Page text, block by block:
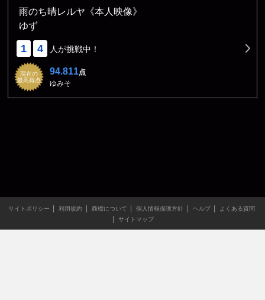
雨のち晴レルヤ《本人映像》
ゆず
1 4 人が挑戦中！
現在の
最高得点
94.811点
ゆみそ
サイトポリシー 利用規約 商標について 個人情報保護方針 ヘルプ
よくある質問
サイトマップ